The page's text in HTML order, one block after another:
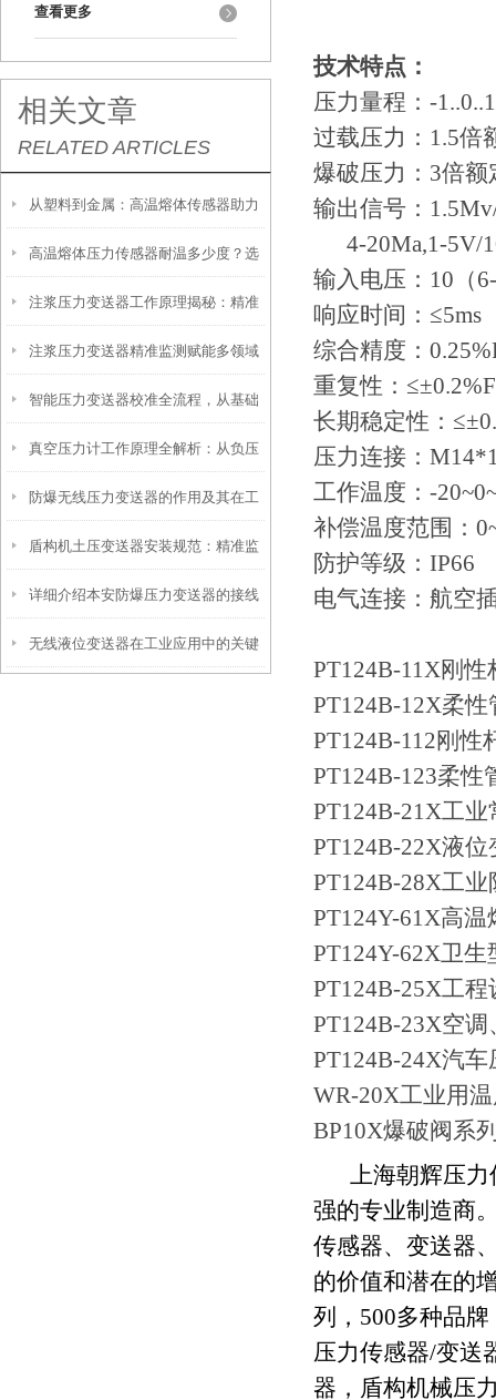
查看更多
相关文章
RELATED ARTICLES
从塑料到金属：高温熔体传感器助力
制造工艺效率提升
高温熔体压力传感器耐温多少度？选
型必须知道的参数
注浆压力变送器工作原理揭秘：精准
感知地下压力的核心技术
注浆压力变送器精准监测赋能多领域
工程安全的隐形卫士
智能压力变送器校准全流程，从基础
操作到精准调优
真空压力计工作原理全解析：从负压
测量到工业监控的精密之道
防爆无线压力变送器的作用及其在工
业安全中的重要性
盾构机土压变送器安装规范：精准监
测，安全施工的保障
详细介绍本安防爆压力变送器的接线
方法
无线液位变送器在工业应用中的关键
技术特点：
压力量程： -
过载压力： 1.5倍
爆破压力： 3倍额
输出信号：
4-20Ma,1-5V/
输入电压： 10（
响应时间：≤5ms
综合精度：
重复性：≤±
长期稳定性：≤±
压力连接：
工作温度： -
补偿温度范围：
防护等级： IP66
电气连接：航空
PT124B-11X刚
PT124B-12X柔
PT124B-112刚
PT124B-123柔
PT124B-21X工
PT124B-22X液
PT124B-28X工
PT124Y-61X高
PT124Y-62X卫
PT124B-25X工
PT124B-23X空
PT124B-24X汽
WR-20X工业用
BP10X爆破阀系
上海朝辉压
强的专业制造商
传感器、变送器
的价值和潜在的
列， 500多种品
压力传感器/变送
器，盾构机械压